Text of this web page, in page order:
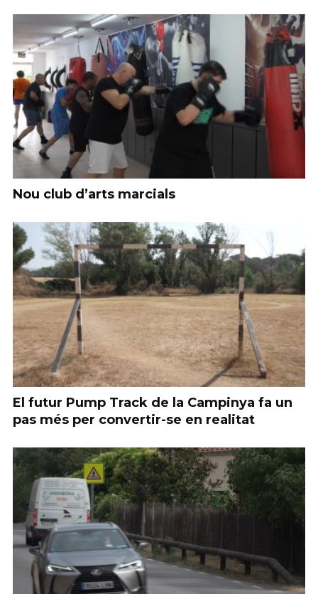
Nou club d’arts marcials
El futur Pump Track de la Campinya fa un
pas més per convertir-se en realitat